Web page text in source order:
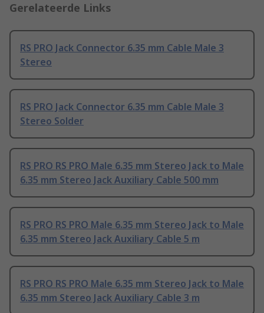
Gerelateerde Links
RS PRO Jack Connector 6.35 mm Cable Male 3
Stereo
RS PRO Jack Connector 6.35 mm Cable Male 3
Stereo Solder
RS PRO RS PRO Male 6.35 mm Stereo Jack to Male
6.35 mm Stereo Jack Auxiliary Cable 500 mm
RS PRO RS PRO Male 6.35 mm Stereo Jack to Male
6.35 mm Stereo Jack Auxiliary Cable 5 m
RS PRO RS PRO Male 6.35 mm Stereo Jack to Male
6.35 mm Stereo Jack Auxiliary Cable 3 m